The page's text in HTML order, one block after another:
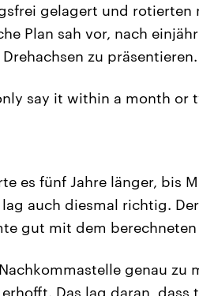
gelagert und rotierten
Plan sah vor, nach
zu präsentieren.
say it within a month or
es fünf Jahre länger, bis
auch diesmal richtig.
gut mit dem
genau zu
Das lag daran, dass